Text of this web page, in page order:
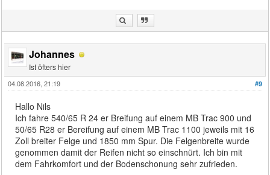
Johannes
Ist öfters hier
#9
04.08.2016, 21:19
Hallo Nils
Ich fahre 540/65 R 24 er Breifung auf einem MB Trac 900 und
50/65 R28 er Bereifung auf einem MB Trac 1100 jeweils mit 16
Zoll breiter Felge und 1850 mm Spur. Die Felgenbreite wurde
genommen damit der Reifen nicht so einschnürt. Ich bin mit
dem Fahrkomfort und der Bodenschonung sehr zufrieden.